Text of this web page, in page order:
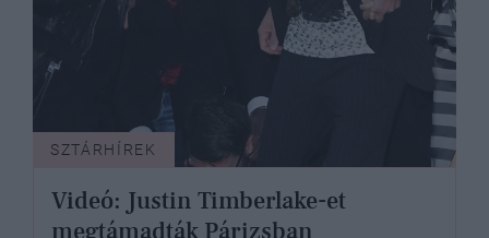
SZTÁRHÍREK
Videó: Justin Timberlake-et